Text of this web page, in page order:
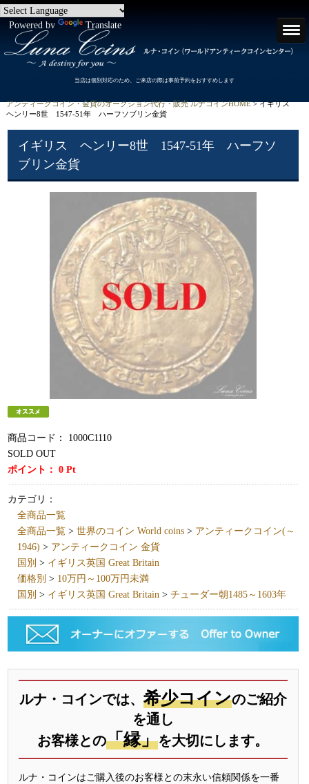
Powered by Translate
当店は個別対応のため、ご来店の際は事前予約をおすすめします
アンティークコイン・金貨のオークション代行・販売 ルナコインHOME> イギリス
ヘンリー8世 1547-51年 ハーフソブリン金貨
イギリス ヘンリー8世 1547-51年 ハーフソ
ブリン金貨
商品コード：
1000C1110
SOLD OUT
ポイント：0 Pt
カテゴリ：
全商品一覧
全商品一覧 >世界のコイン World coins > アンティークコイン(～
1946) > アンティークコイン 金貨
国別 > イギリス英国 Great Britain
価格別 > 10万円～100万円未満
国別 > イギリス英国 Great Britain >チューダー朝1485～1603年
ルナ・コインでは、 希少コインのご紹介
を通し
お客様との「縁」を大切にします。
ルナ・コインはご購入後のお客様との末永い信頼関係を一番